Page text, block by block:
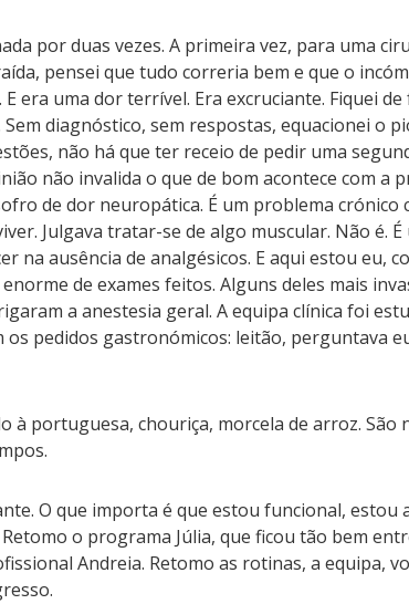
por duas vezes. A primeira vez, para uma
pensei que tudo correria bem e que o
era uma dor terrível. Era excruciante. Fiquei
Sem diagnóstico, sem respostas, equacionei o
não há que ter receio de pedir uma
não invalida o que de bom acontece com a
de dor neuropática. É um problema crónico
Julgava tratar-se de algo muscular. Não é.
na ausência de analgésicos. E aqui estou eu,
de exames feitos. Alguns deles mais
a anestesia geral. A equipa clínica foi
os pedidos gastronómicos: leitão, perguntava
à portuguesa, chouriça, morcela de arroz. São
O que importa é que estou funcional, estou
o programa Júlia, que ficou tão bem
Andreia. Retomo as rotinas, a equipa,